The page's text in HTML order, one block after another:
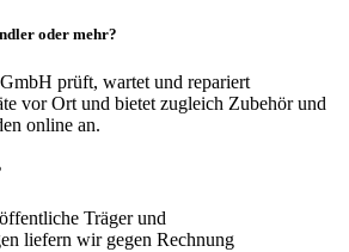
oder mehr?
prüft, wartet und repariert
vor Ort und bietet zugleich Zubehör und
online an.
Träger und
liefern wir gegen Rechnung